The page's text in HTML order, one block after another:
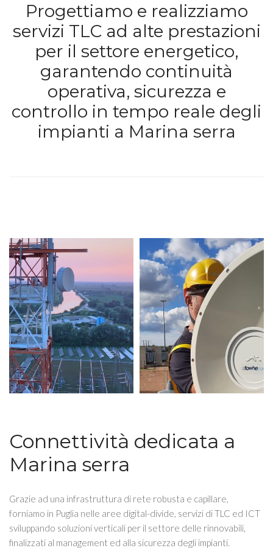
Progettiamo e realizziamo
servizi TLC ad alte prestazioni
per il settore energetico,
garantendo continuità
operativa, sicurezza e
controllo in tempo reale degli
impianti a Marina serra
Connettività dedicata a
Marina serra
Grazie ad una infrastruttura di rete robusta e capillare,
forniamo in Puglia nelle aree digital-divide, servizi di TLC ed ICT
sviluppando soluzioni verticali per il settore delle rinnovabili,
finalizzati al management ed alla sicurezza degli impianti.